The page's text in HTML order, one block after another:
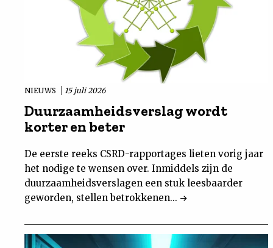
Nieuwsbrief
Contact
NIEUWS 15 juli 2026
Duurzaamheidsverslag wordt
korter en beter
De eerste reeks CSRD-rapportages lieten vorig jaar
het nodige te wensen over. Inmiddels zijn de
duurzaamheidsverslagen een stuk leesbaarder
geworden, stellen betrokkenen...